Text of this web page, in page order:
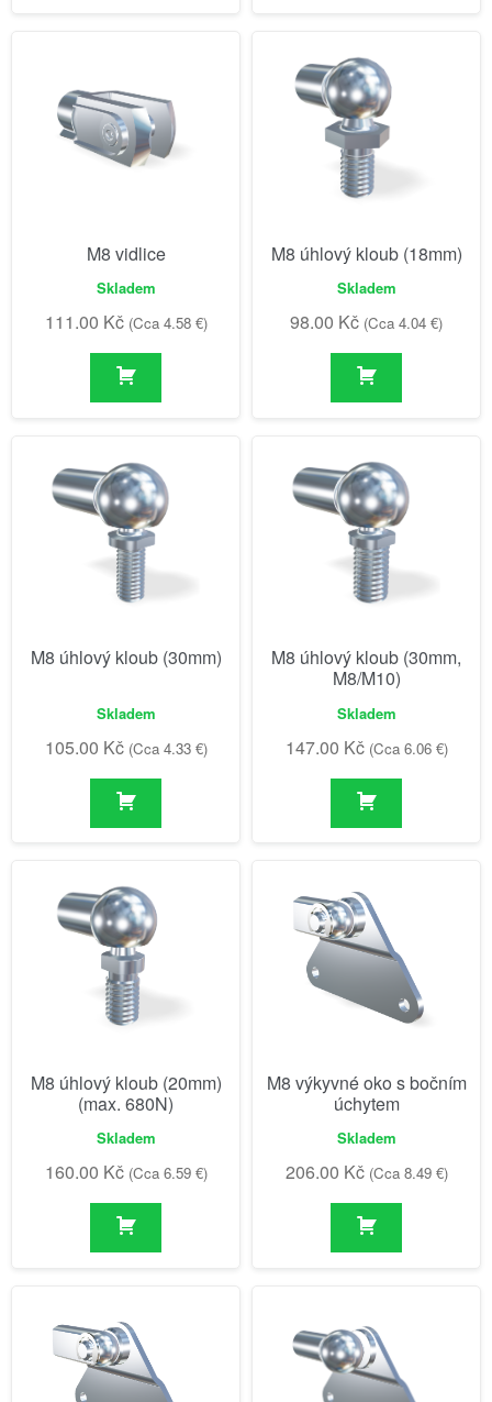
M8 vidlice
Skladem
111.00 Kč (Cca 4.58 €)
M8 úhlový kloub (18mm)
Skladem
98.00 Kč (Cca 4.04 €)
M8 úhlový kloub (30mm)
Skladem
105.00 Kč (Cca 4.33 €)
M8 úhlový kloub (30mm,
M8/M10)
Skladem
147.00 Kč (Cca 6.06 €)
M8 úhlový kloub (20mm)
(max. 680N)
Skladem
160.00 Kč (Cca 6.59 €)
M8 výkyvné oko s bočním
úchytem
Skladem
206.00 Kč (Cca 8.49 €)